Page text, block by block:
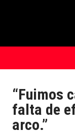
“Fuimos
falta de
arco.”